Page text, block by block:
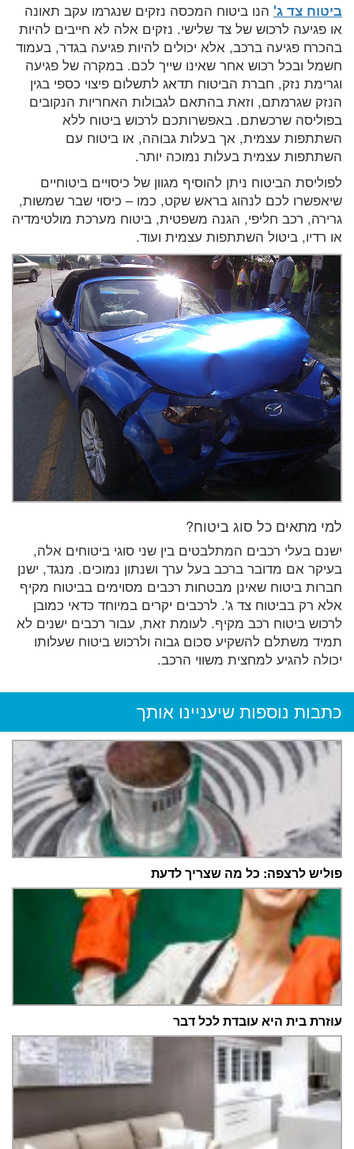
ביטוח צד ג' הנו ביטוח המכסה נזקים שנגרמו עקב תאונה
או פגיעה לרכוש של צד שלישי. נזקים אלה לא חייבים להיות
בהכרח פגיעה ברכב, אלא יכולים להיות פגיעה בגדר, בעמוד
חשמל ובכל רכוש אחר שאינו שייך לכם. במקרה של פגיעה
וגרימת נזק, חברת הביטוח תדאג לתשלום פיצוי כספי בגין
הנזק שגרמתם, וזאת בהתאם לגבולות האחריות הנקובים
בפוליסה שרכשתם. באפשרותכם לרכוש ביטוח ללא
השתתפות עצמית, אך בעלות גבוהה, או ביטוח עם
השתתפות עצמית בעלות נמוכה יותר.
לפוליסת הביטוח ניתן להוסיף מגוון של כיסויים ביטוחיים
שיאפשרו לכם לנהוג בראש שקט, כמו – כיסוי שבר שמשות,
גרירה, רכב חליפי, הגנה משפטית, ביטוח מערכת מולטימדיה
או רדיו, ביטול השתתפות עצמית ועוד.
למי מתאים כל סוג ביטוח?
ישנם בעלי רכבים המתלבטים בין שני סוגי ביטוחים אלה,
בעיקר אם מדובר ברכב בעל ערך ושנתון נמוכים. מנגד, ישנן
חברות ביטוח שאינן מבטחות רכבים מסוימים בביטוח מקיף
אלא רק בביטוח צד ג'. לרכבים יקרים במיוחד כדאי כמובן
לרכוש ביטוח רכב מקיף. לעומת זאת, עבור רכבים ישנים לא
תמיד משתלם להשקיע סכום גבוה ולרכוש ביטוח שעלותו
יכולה להגיע למחצית משווי הרכב.
כתבות נוספות שיעניינו אותך
פוליש לרצפה: כל מה שצריך לדעת
עוזרת בית היא עובדת לכל דבר